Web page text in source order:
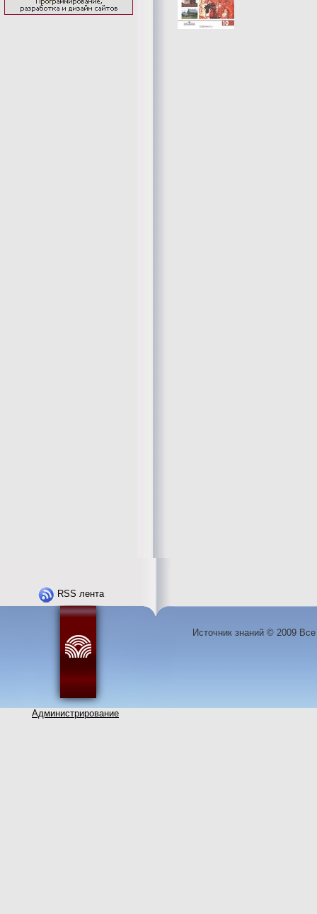
RSS лента
Администрирование
Источник знаний © 2009